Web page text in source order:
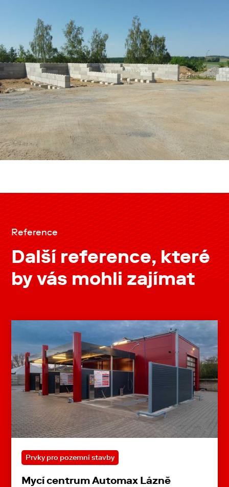
Reference
Další reference, které
by vás mohli zajímat
Prvky pro pozemní stavby
Mycí centrum Automax Lázně